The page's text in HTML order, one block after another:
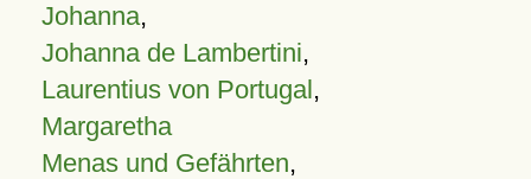
Johanna,
Johanna de Lambertini,
Laurentius von Portugal,
Margaretha
Menas und Gefährten,